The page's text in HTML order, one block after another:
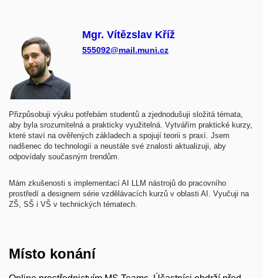
Mgr. Vítězslav Kříž
555092@mail.muni.cz
​Přizpůsobuji výuku potřebám studentů a zjednodušuji složitá témata,
aby byla srozumitelná a prakticky využitelná. Vytvářím praktické kurzy,
které staví na ověřených základech a spojují teorii s praxí. Jsem
nadšenec do technologií a neustále své znalosti aktualizuji, aby
odpovídaly současným trendům.
​Mám zkušenosti s implementací AI LLM nástrojů do pracovního
prostředí a designem série vzdělávacích kurzů v oblasti AI. Vyučuji na
ZŠ, SŠ i VŠ v technických tématech.
Místo konání